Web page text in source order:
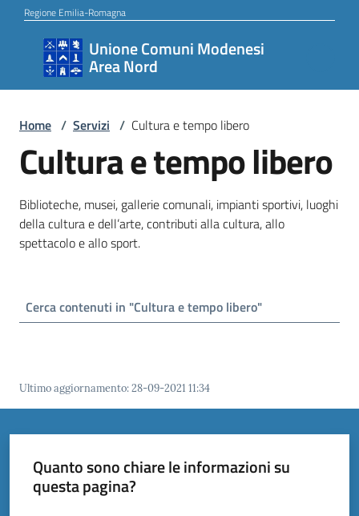
Vai al contenuto
Vai alla navigazione
Vai al footer
Regione Emilia-Romagna
Unione Comuni Modenesi
Area Nord
Unione
Comuni
Area
Nord
Amministrazione
Documenti
e
Home / Servizi / Cultura e tempo libero
Cultura e tempo libero
Biblioteche, musei, gallerie comunali, impianti sportivi, luoghi
della cultura e dell’arte, contributi alla cultura, allo
spettacolo e allo sport.
Ultimo aggiornamento:28-09-2021 11:34
Quanto sono chiare le informazioni su
questa pagina?